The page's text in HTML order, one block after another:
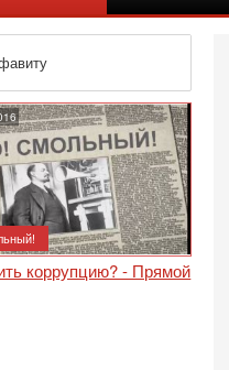
коррупцию? - Прямой